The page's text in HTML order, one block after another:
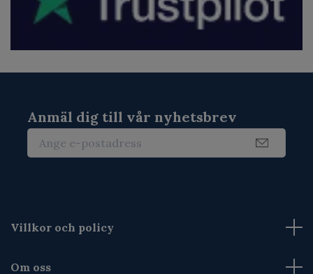
Anmäl dig till vår nyhetsbrev
Villkor och policy
Om oss